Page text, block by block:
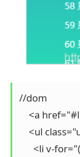
//dom
<a
<ul
<li v-